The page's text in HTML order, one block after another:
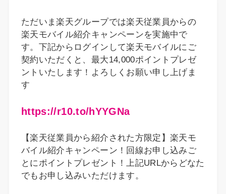
ただいま楽天グループでは楽天従業員からの
楽天モバイル紹介キャンペーンを実施中で
す。下記からログインして楽天モバイルにご
契約いただくと、最大14,000ポイントプレゼ
ントいたします！よろしくお願い申し上げま
す
https://r10.to/hYYGNa
【楽天従業員から紹介された方限定】楽天モ
バイル紹介キャンペーン！回線お申し込みご
とにポイントプレゼント！上記URLからどなた
でもお申し込みいただけます。